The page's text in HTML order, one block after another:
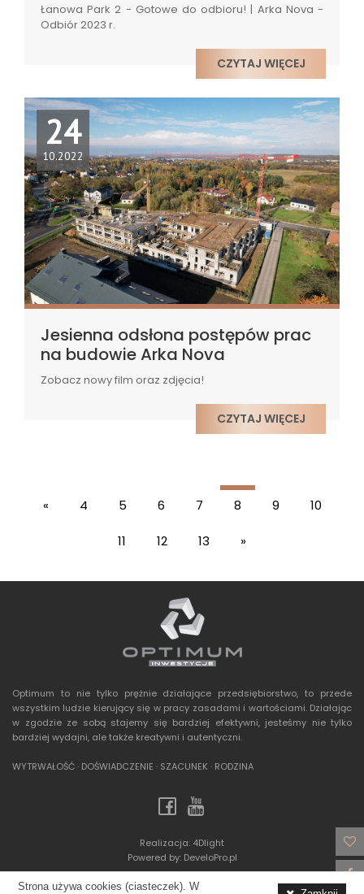
Łanowa Park 2 - Gotowe do odbioru! | Arka Nova -
Odbiór 2023 r.
CZYTAJ WIĘCEJ
24
10.2022
Jesienna odsłona postępów prac
na budowie Arka Nova
Zobacz nowy film oraz zdjęcia!
CZYTAJ WIĘCEJ
« 4 5 6 7 8 9 10
11 12 13 »
Optimum to nie tylko prężnie działające przedsiębiorstwo, to przede
wszystkim ludzie kierujący się w pracy zasadami i wartościami. Działając
w zgodzie ze sobą stajemy się bardziej efektywni, jesteśmy nie tylko
bardziej wydajni, ale także kreatywni i autentyczni.
WYTRWAŁOŚĆ· DOŚWIADCZENIE · SZACUNEK · RODZINA
Realizacja: 4Dlight
Powered by: DeveloPro.pl
Strona używa cookies (ciasteczek). W